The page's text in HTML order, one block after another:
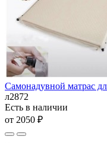
Самонадувной матрас
л2872
Есть в наличии
от 2050 ₽